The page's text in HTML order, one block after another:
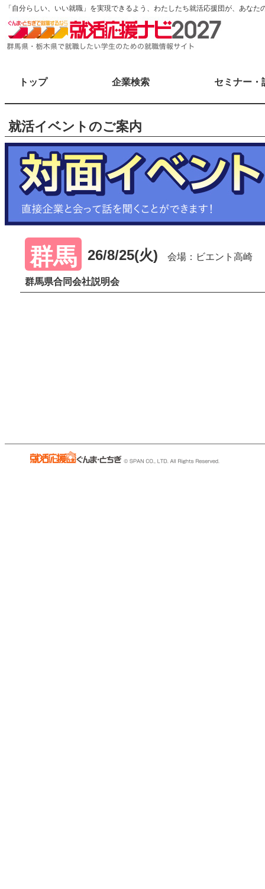
「自分らしい、いい就職」を実現できるよう、わたしたち就活応援団が、あなた
トップ 企業検索 セミナー・
就活イベントのご案内
群馬 26/8/25(火) 会場：ビエント高崎
群馬県合同会社説明会